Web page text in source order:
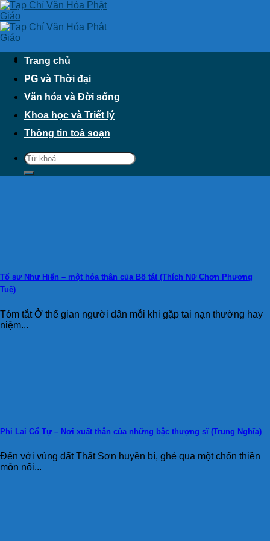
Skip
to
content
Trang chủ
PG và Thời đại
Văn hóa và Đời sống
Khoa học và Triết lý
Thông tin toà soạn
Tổ sư Như Hiển – một hóa thân của Bồ tát (Thích Nữ Chơn Phương
Tuệ)
Tóm tắt Ở thế gian người dân mỗi khi gặp tai nạn thường hay
niệm...
Phi Lai Cổ Tự – Nơi xuất thân của những bậc thượng sĩ (Trung Nghĩa)
Đến với vùng đất Thất Sơn huyền bí, ghé qua một chốn thiền
môn nổi...